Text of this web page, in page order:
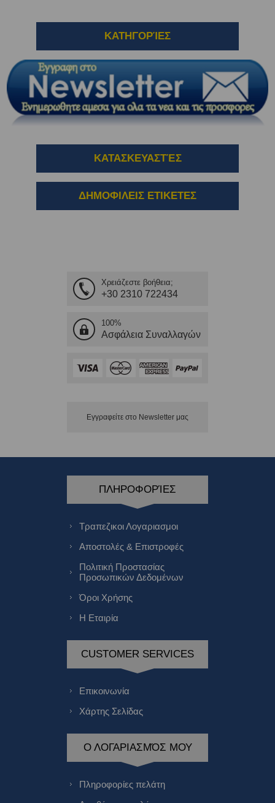
ΚΑΤΗΓΟΡΊΕΣ
ΚΑΤΑΣΚΕΥΑΣΤΈΣ
ΔΗΜΟΦΙΛΕΙΣ ΕΤΙΚΕΤΕΣ
Χρειάζεστε βοήθεια;
+30 2310 722434
100%
Ασφάλεια Συναλλαγών
Εγγραφείτε στο Νewsletter μας
ΠΛΗΡΟΦΟΡΊΕΣ
Τραπεζικοι Λογαριασμοι
Αποστολές & Επιστροφές
Πολιτική Προστασίας
Προσωπικών Δεδομένων
Όροι Χρήσης
Η Εταιρία
CUSTOMER SERVICES
Επικοινωνία
Χάρτης Σελίδας
Ο ΛΟΓΑΡΙΑΣΜΌΣ ΜΟΥ
Πληροφορίες πελάτη